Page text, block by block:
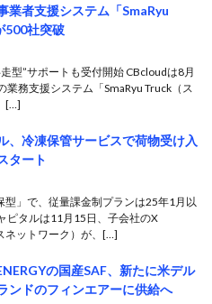
業者支援システム「SmaRyu
500社突破
型”サポートも受付開始 CBcloudは8月
業務支援システム「SmaRyu Truck（ス
[…]
、冷凍保管サービスで荷物受け入
タート
型」で、従量課金制プランは25年1月以
ピタルは11月15日、子会社のX
ネットワーク）が、[…]
の国産SAF、新たに米デル
ンドのフィンエアーに供給へ